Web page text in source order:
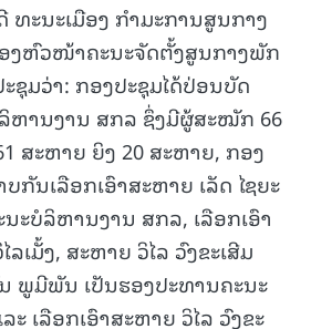
ທະນະເມືອງ ກຳມະການສູນກາງ
ງຫົວໜ້າຄະນະຈັດຕັ້ງສູນກາງພັກ
ຊຸມວ່າ: ກອງປະຊຸມໄດ້ປ່ອນບັດ
ລິຫານງານ ສກລ ຊຶ່ງມີຜູ້ສະໝັກ 66
ສະຫາຍ ຍິງ 20 ສະຫາຍ, ກອງ
ບກັນເລືອກເອົາສະຫາຍ ເລັດ ໄຊຍະ
ະບໍລິຫານງານ ສກລ, ເລືອກເອົາ
ເມັ້ງ, ສະຫາຍ ວິໄລ ວົງຂະເສີມ
ພູມີພັນ ເປັນຮອງປະທານຄະນະ
ເລືອກເອົາສະຫາຍ ວິໄລ ວົງຂະ